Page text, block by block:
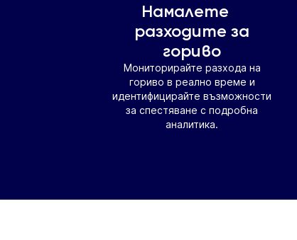
Намалете
разходите за
гориво
Мониторирайте разхода на
гориво в реално време и
идентифицирайте възможности
за спестяване с подробна
аналитика.